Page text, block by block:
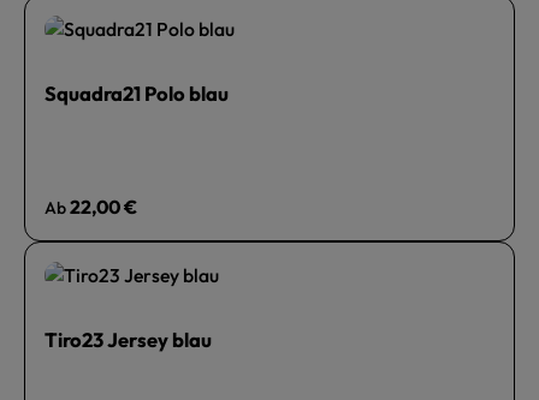
Squadra21 Polo blau
Regulärer Preis:
Ab22,00 €
Tiro23 Jersey blau